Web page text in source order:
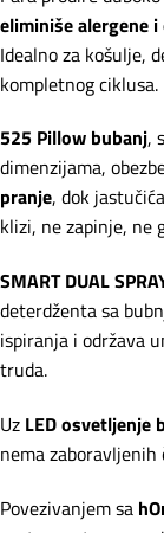
eliminiše alergene
Idealno za košulje,
kompletnog ciklusa.
525 Pillow bubanj,
dimenzijama,
pranje, dok
klizi, ne zapinje, ne
SMART DUAL
deterdženta sa
ispiranja i održava
truda.
Uz LED osvetljenje
nema
Povezivanjem sa